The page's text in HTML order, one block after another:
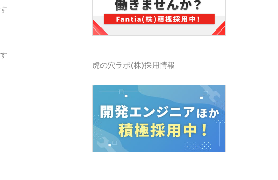
虎の穴ラボ(株)採用情報